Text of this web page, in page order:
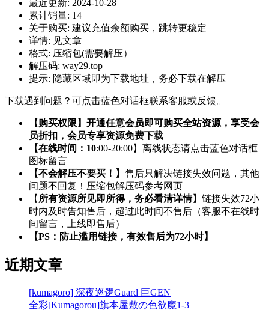
最近更新: 2024-10-28
累计销量: 14
关于购买: 建议充值余额购买，跳转更稳定
详情: 见文章
格式: 压缩包(需要解压）
解压码: way29.top
提示: 隐藏区域即为下载地址，务必下载在解压
下载遇到问题？可点击蓝色对话框联系客服或反馈。
【购买权限】开通任意会员即可购买全站资源，享受会
员折扣，会员专享资源免费下载
【在线时间：10:00-20:00】离线状态请点击蓝色对话框
图标留言
【不会解压不要买！】 售后只解决链接失效问题，其他
问题不回复！压缩包解压码参考网页
【 所有资源所见即所得，务必看清详情】链接失效72小
时内及时告知售后，超过此时间不售后（客服不在线时
间留言，上线即售后）
【PS：防止滥用链接，有效售后为72小时】
近期文章
[kumagoro] 深夜巡逻Guard 巨GEN
全彩[Kumagorou]旗本屋敷の色欲魔1-3